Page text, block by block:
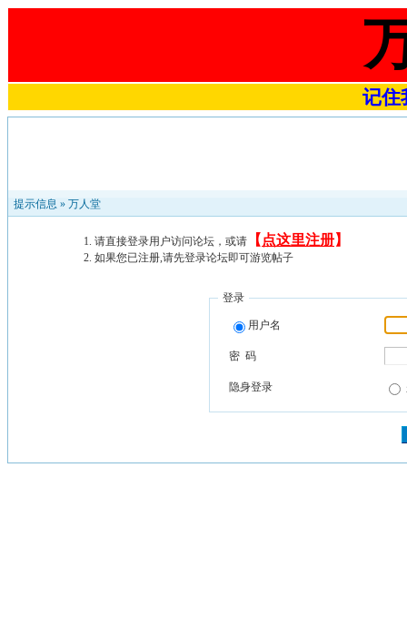
记住
提示信息 » 万人堂
请直接登录用户访问论坛，或请 【 点这里注册】
如果您已注册,请先登录论坛即可游览帖子
登录
用户名
密 码
隐身登录